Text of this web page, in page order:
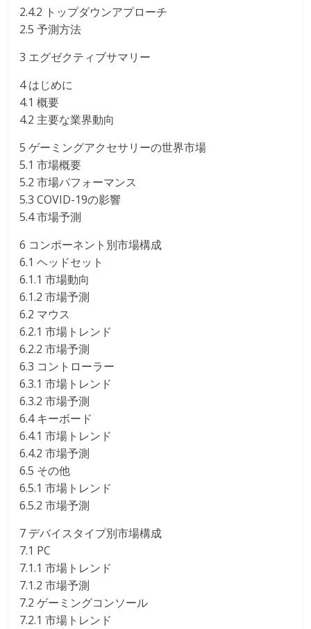
2.4.2 トップダウンアプローチ
2.5 予測方法
3 エグゼクティブサマリー
4 はじめに
4.1 概要
4.2 主要な業界動向
5 ゲーミングアクセサリーの世界市場
5.1 市場概要
5.2 市場パフォーマンス
5.3 COVID-19の影響
5.4 市場予測
6 コンポーネント別市場構成
6.1 ヘッドセット
6.1.1 市場動向
6.1.2 市場予測
6.2 マウス
6.2.1 市場トレンド
6.2.2 市場予測
6.3 コントローラー
6.3.1 市場トレンド
6.3.2 市場予測
6.4 キーボード
6.4.1 市場トレンド
6.4.2 市場予測
6.5 その他
6.5.1 市場トレンド
6.5.2 市場予測
7 デバイスタイプ別市場構成
7.1 PC
7.1.1 市場トレンド
7.1.2 市場予測
7.2 ゲーミングコンソール
7.2.1 市場トレンド